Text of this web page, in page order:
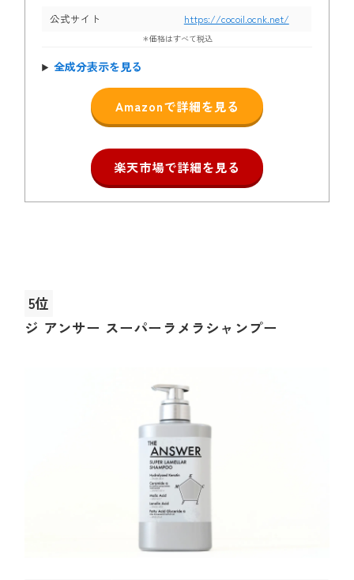
公式サイト
https://cocoil.ocnk.net/
＊価格はすべて税込
全成分表示を見る
Amazonで詳細を見る
楽天市場で詳細を見る
5位
ジ アンサー スーパーラメラシャンプー